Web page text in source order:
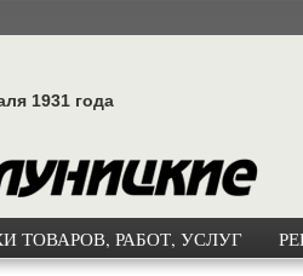
1931 года
ТОВАРОВ, РАБОТ, УСЛУГ